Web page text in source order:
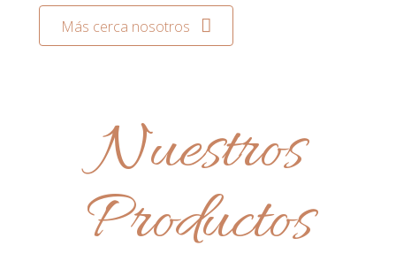
Más cerca nosotros
Nuestros
Productos